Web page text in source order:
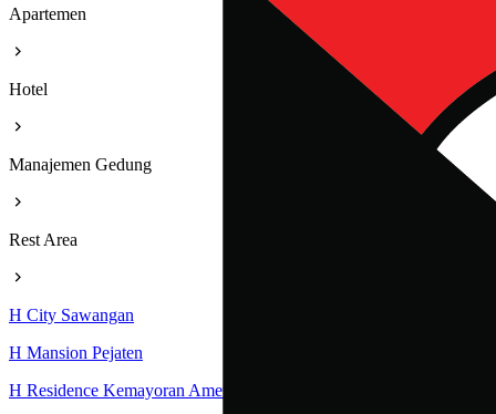
Apartemen
Hotel
Manajemen Gedung
Rest Area
H City Sawangan
H Mansion Pejaten
H Residence Kemayoran Amethyst Tower